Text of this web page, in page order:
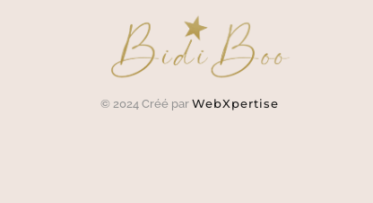
© 2024 Créé par WebXpertise